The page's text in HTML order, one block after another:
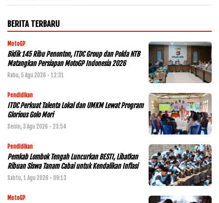
BERITA TERBARU
MotoGP
Bidik 145 Ribu Penonton, ITDC Group dan Polda NTB
Matangkan Persiapan MotoGP Indonesia 2026
Rabu, 5 Agu 2026 - 12:31
Pendidikan
ITDC Perkuat Talenta Lokal dan UMKM Lewat Program
Glorious Golo Mori
Senin, 3 Agu 2026 - 23:54
Pendidikan
Pemkab Lombok Tengah Luncurkan BESTI, Libatkan
Ribuan Siswa Tanam Cabai untuk Kendalikan Inflasi
Sabtu, 1 Agu 2026 - 09:13
MotoGP